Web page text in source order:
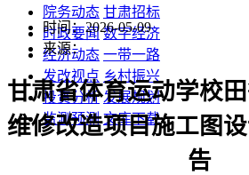
院务动态 甘肃招标
时政要闻 数字经济
经济动态 一带一路
发改视点 乡村振兴
投资分析 发展规划
监测预测 文库下载
时间：2026-05-09
来源：
甘肃省体育运动学校
维修改造项目施工图
告